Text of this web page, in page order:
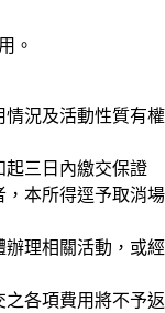
。
情況及活動性質有權
起三日內繳交保證
，本所得逕予取消場
理相關活動，或經
各項費用將不予返